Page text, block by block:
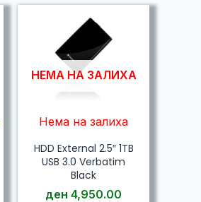
НЕМА НА ЗАЛИХА
Нема на залиха
HDD External 2.5″ 1TB
USB 3.0 Verbatim
Black
ден 4,950.00